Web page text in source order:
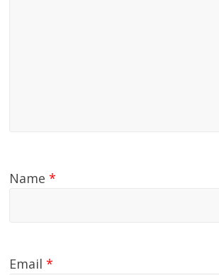
Name*
Email*